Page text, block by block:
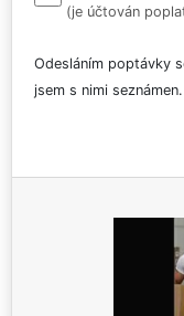
(je účtován
Odesláním poptávky
jsem s nimi seznámen.